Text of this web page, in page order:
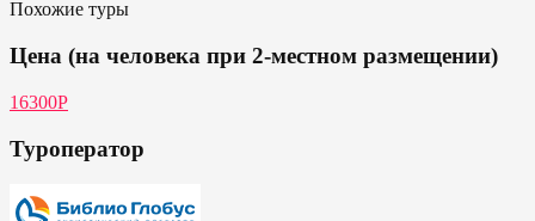
Похожие туры
Цена (на человека при 2-местном размещении)
16300Р
Туроператор